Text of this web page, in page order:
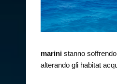
marinistanno
alterando gli habitat